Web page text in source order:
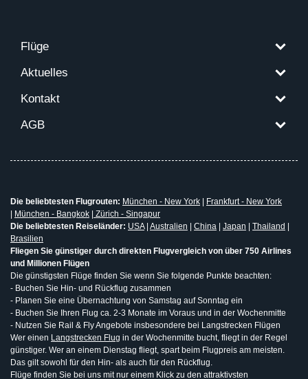
Flüge
Aktuelles
Kontakt
AGB
Die beliebtesten Flugrouten: München - New York
Frankfurt - New York
München - Bangkok
Zürich - Singapur
Die beliebtesten Reiseländer: USA| Australien China Japan Thailand
Brasilien
Fliegen Sie günstiger durch direkten Flugvergleich von über 750 Airlines
und Millionen Flügen
Die günstigsten Flüge finden Sie wenn Sie folgende Punkte beachten:
- Buchen Sie Hin- und Rückflug zusammen
- Planen Sie eine Übernachtung von Samstag auf Sonntag ein
- Buchen Sie Ihren Flug ca. 2-3 Monate im Voraus und in der Wochenmitte
- Nutzen Sie Rail & Fly Angebote insbesondere bei Langstrecken Flügen
Wer einen Langstrecken Flug in der Wochenmitte bucht, fliegt in der Regel
günstiger. Wer an einem Dienstag fliegt, spart beim Flugpreis am meisten.
Das gilt sowohl für den Hin- als auch für den Rückflug.
Flüge finden Sie bei uns mit nur einem Klick zu den attraktivsten